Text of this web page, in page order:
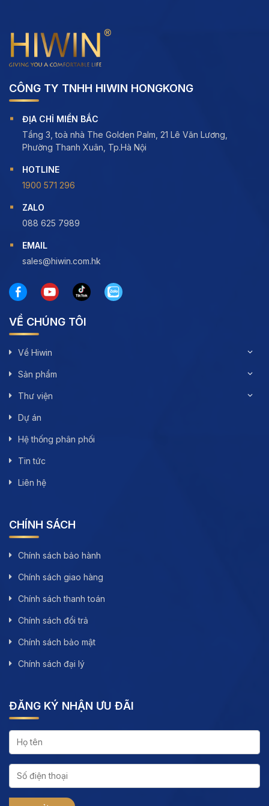
CÔNG TY TNHH HIWIN HONGKONG
ĐỊA CHỈ MIỀN BẮC
Tầng 3, toà nhà The Golden Palm, 21 Lê Văn Lương,
Phường Thanh Xuân, Tp.Hà Nội
HOTLINE
1900 571 296
ZALO
088 625 7989
EMAIL
sales@hiwin.com.hk
VỀ CHÚNG TÔI
Về Hiwin
Sản phẩm
Thư viện
Dự án
Hệ thống phân phối
Tin tức
Liên hệ
CHÍNH SÁCH
Chính sách bảo hành
Chính sách giao hàng
Chính sách thanh toán
Chính sách đổi trả
Chính sách bảo mật
Chính sách đại lý
ĐĂNG KÝ NHẬN ƯU ĐÃI